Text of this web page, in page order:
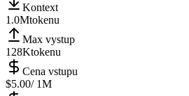
Kontext
1.0Mtokenu
Max vystup
128Ktokenu
Cena vstupu
$5.00/ 1M